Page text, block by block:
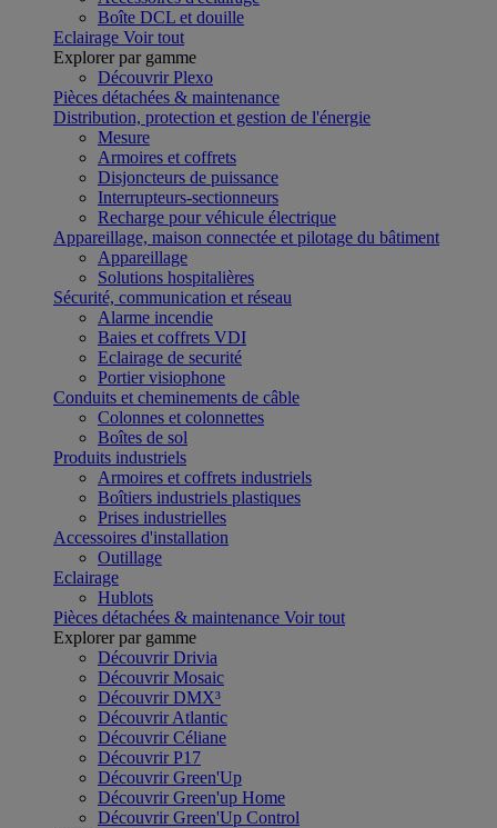
Boîte DCL et douille
Eclairage Voir tout
Explorer par gamme
Découvrir Plexo
Pièces détachées & maintenance
Distribution, protection et gestion de l'énergie
Mesure
Armoires et coffrets
Disjoncteurs de puissance
Interrupteurs-sectionneurs
Recharge pour véhicule électrique
Appareillage, maison connectée et pilotage du bâtiment
Appareillage
Solutions hospitalières
Sécurité, communication et réseau
Alarme incendie
Baies et coffrets VDI
Eclairage de securité
Portier visiophone
Conduits et cheminements de câble
Colonnes et colonnettes
Boîtes de sol
Produits industriels
Armoires et coffrets industriels
Boîtiers industriels plastiques
Prises industrielles
Accessoires d'installation
Outillage
Eclairage
Hublots
Pièces détachées & maintenance Voir tout
Explorer par gamme
Découvrir Drivia
Découvrir Mosaic
Découvrir DMX³
Découvrir Atlantic
Découvrir Céliane
Découvrir P17
Découvrir Green'Up
Découvrir Green'up Home
Découvrir Green'Up Control